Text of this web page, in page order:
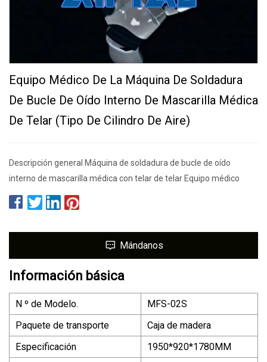
Equipo Médico De La Máquina De Soldadura
De Bucle De Oído Interno De Mascarilla Médica
De Telar (tipo De Cilindro De Aire)
Descripción general Máquina de soldadura de bucle de oído
interno de mascarilla médica con telar de telar Equipo médico
Mándanos
Información básica
N º de Modelo.
MFS-02S
Paquete de transporte
Caja de madera
Especificación
1950*920*1780MM